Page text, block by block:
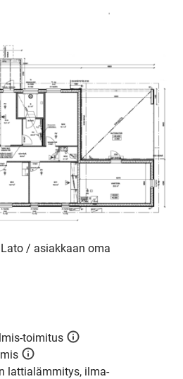
/ asiakkaan oma
toimitus
lattialämmitys, ilma-